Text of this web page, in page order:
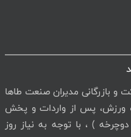
و بازرگانی مدیران صنعت طاها
ورزش، پس از واردات و پخش
) ، با توجه به نیاز روز